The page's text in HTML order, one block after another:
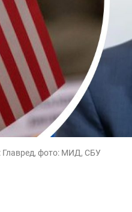
фото: МИД, СБУ